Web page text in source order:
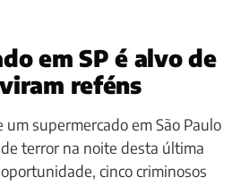
em SP é alvo de
reféns
supermercado em São Paulo
terror na noite desta última
cinco criminosos